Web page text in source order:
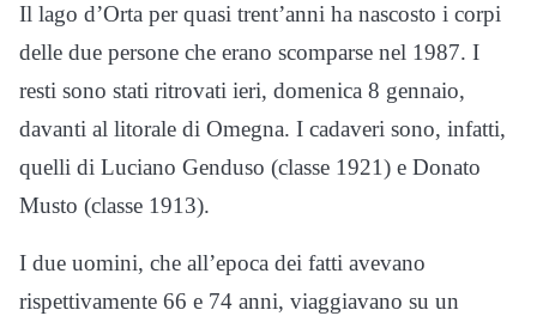
Il lago d’Orta per quasi trent’anni ha nascosto i corpi
delle due persone che erano scomparse nel 1987. I
resti sono stati ritrovati ieri, domenica 8 gennaio,
davanti al litorale di Omegna. I cadaveri sono, infatti,
quelli di Luciano Genduso (classe 1921) e Donato
Musto (classe 1913).
I due uomini, che all’epoca dei fatti avevano
rispettivamente 66 e 74 anni, viaggiavano su un